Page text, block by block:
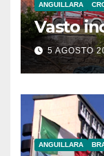
ANGUILLARA
Vasto
5 AGOSTO
ANGUILLARA